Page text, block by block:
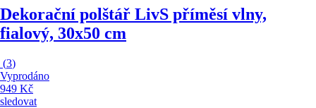
Dekorační polštář LivS příměsí vlny,
fialový, 30x50 cm
(3)
Vyprodáno
949 Kč
sledovat